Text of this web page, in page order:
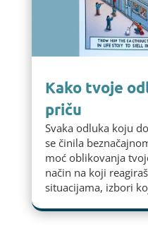
Kako tvoje
priču
Svaka odluka koju
se činila
moć oblikovanja
način na koji
situacijama, izbori